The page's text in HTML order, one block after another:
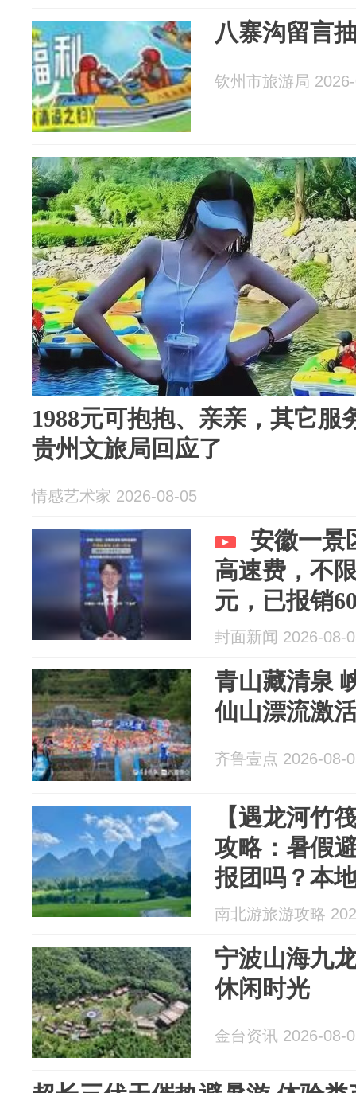
八寨沟留言
钦州市旅游局
1988元可抱抱、亲亲，其它服
贵州文旅局回应了
情感艺术家 2026-08-05
安徽一景
高速费，不
元，已报销
封面新闻 2026-08-
青山藏清泉
仙山漂流激
齐鲁壹点 2026-08-
【遇龙河竹
攻略：暑假
报团吗？本
南北游旅游攻略
宁波山海九
休闲时光
金台资讯 2026-08-